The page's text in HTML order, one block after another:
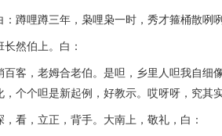
哩蹲三年，枭哩枭一时，秀才箍桶散咧咧
然伯上。白：
，老姆合老伯。是呾，乡里人呾我自细像
，个个呾是新起例，好教示。哎呀呀，究其
，立正，背手。大南上，敬礼，白：